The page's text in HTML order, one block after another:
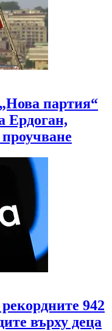
партия“
Ердоган,
942
върху деца